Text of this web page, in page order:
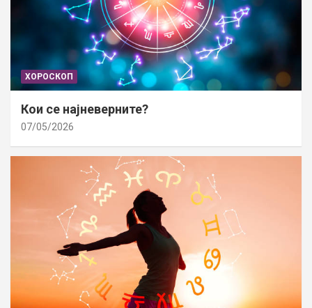
ХОРОСКОП
Кои се најневерните?
07/05/2026